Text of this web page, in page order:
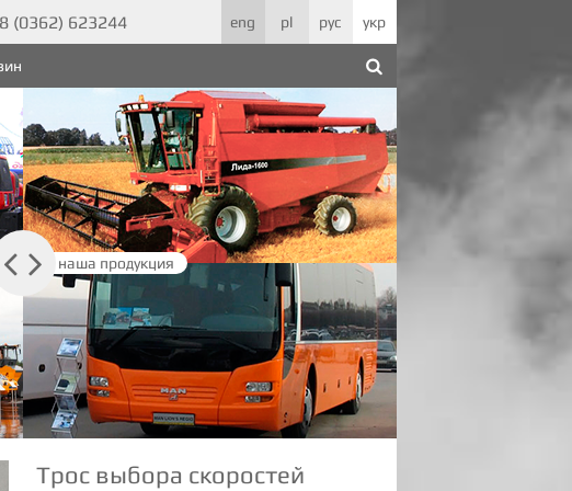
eng pl рус укр
(0362) 623244
наша продукция
 
Трос выбора скоростей